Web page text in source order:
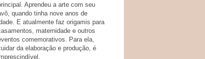
Aprendeu a arte com seu
quando tinha nove anos de
E atualmente faz origamis para
maternidade e outros
comemorativos. Para ela,
da elaboração e produção, é